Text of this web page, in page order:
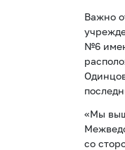
Важно
№6
«Мы
со